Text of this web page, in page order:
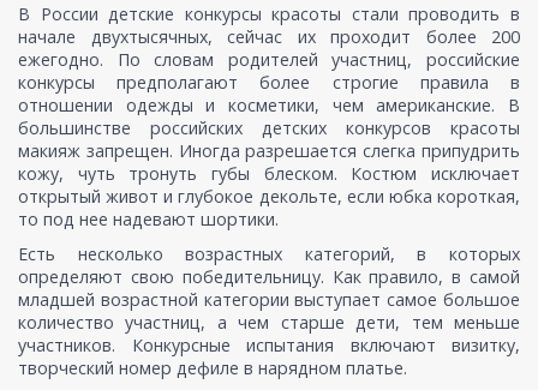
В России детские конкурсы красоты стали проводить в
начале двухтысячных, сейчас их проходит более 200
ежегодно. По словам родителей участниц, российские
конкурсы предполагают более строгие правила в
отношении одежды и косметики, чем американские. В
большинстве российских детских конкурсов красоты
макияж запрещен. Иногда разрешается слегка припудрить
кожу, чуть тронуть губы блеском. Костюм исключает
открытый живот и глубокое декольте, если юбка короткая,
то под нее надевают шортики.
Есть несколько возрастных категорий, в которых
определяют свою победительницу. Как правило, в самой
младшей возрастной категории выступает самое большое
количество участниц, а чем старше дети, тем меньше
участников. Конкурсные испытания включают визитку,
творческий номер дефиле в нарядном платье.